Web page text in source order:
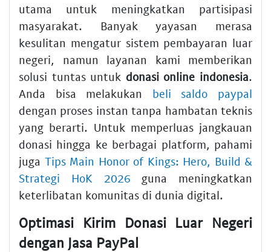
utama untuk meningkatkan partisipasi
masyarakat. Banyak yayasan merasa
kesulitan mengatur sistem pembayaran luar
negeri, namun layanan kami memberikan
solusi tuntas untuk donasi online indonesia.
Anda bisa melakukan beli saldo paypal
dengan proses instan tanpa hambatan teknis
yang berarti. Untuk memperluas jangkauan
donasi hingga ke berbagai platform, pahami
juga Tips Main Honor of Kings: Hero, Build &
Strategi HoK 2026 guna meningkatkan
keterlibatan komunitas di dunia digital.
Optimasi Kirim Donasi Luar Negeri
dengan Jasa PayPal